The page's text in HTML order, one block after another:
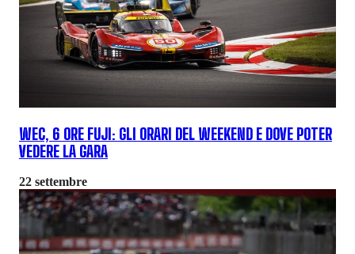
WEC, 6 ORE FUJI: GLI ORARI DEL WEEKEND E DOVE POTER
VEDERE LA GARA
22 settembre